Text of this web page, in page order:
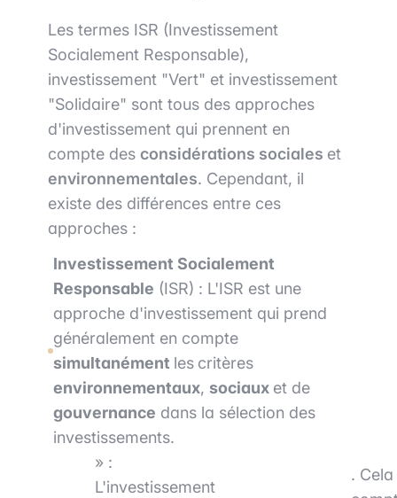
Les termes ISR (Investissement
Socialement Responsable),
investissement "Vert" et investissement
"Solidaire" sont tous des approches
d'investissement qui prennent en
compte des considérations sociales et
environnementales. Cependant, il
existe des différences entre ces
approches :
Investissement Socialement
Responsable (ISR) : L'ISR est une
approche d'investissement qui prend
généralement en compte
simultanément les critères
environnementaux, sociaux et de
gouvernance dans la sélection des
investissements.
» :
L'investissement
.